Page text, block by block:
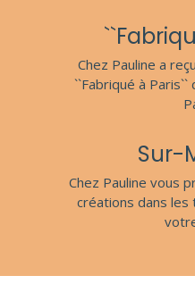
Chez Pauline a
``Fabriqué à
Sur-
Chez Pauline vous
créations dans